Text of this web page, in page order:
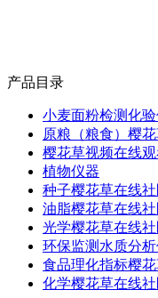
产品目录
小麦面粉检测化
原粮（粮食）樱
樱花草视频在线
植物仪器
种子樱花草在线
油脂樱花草在线
光学樱花草在线
环保监测水质分
食品理化指标樱
化学樱花草在线